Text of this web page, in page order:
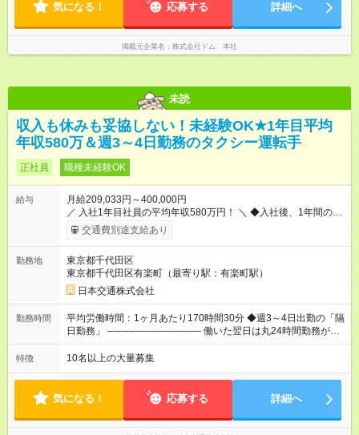
気になる！ 応募する 詳細へ
掲載元企業名 株式会社ドム 本社
未読
収入も休みも妥協しない！未経験OK★1年目平均
年収580万＆週3～4日勤務のタクシー運転手
正社員 職種未経験OK
給与
月給209,033円～400,000円
／ 入社1年目社員の平均年収580万円！ ＼ ◆入社後、1年間の給
与保証あり！ ─────────────── 乗務にじっくりと慣れて
いただけるよう、売上に関係なく給与を保証します。保証額以
たします。 【入社1～3カ月目】月給40万円保証 【入社4～12カ
月目】月給35万円保証 【入社13カ月以降】月給20万9033円＋
歩合＋賞与年3回 ※上記には、一律支給の手当を含みます。
※「厚生労働省のタクシー運転者の最低賃金計算方法に基づ
く」 ◆業界最高水準の歩合率で還元！ ───────────────
売上の62%が歩合や賞与として還元されるため、頑張った分だ
も！ 【試用期間】試用期間あり 試用期間の長さ：3ヶ月 雇用形
態、給与は本採用時と同じです。 試用期間中の労働条件は本採
用と同じです。
交通費別途支給あり
勤務地
東京都千代田区
東京都千代田区有楽町（最寄り駅：有楽町駅）
日本交通株式会社
勤務時間
平均労働時間：1ヶ月あたり170時間30分 ◆週3～4日出勤の「隔
日勤務」 ───────────── 働いた翌日は丸24時間勤務が入
りません。 ◆最も稼ぎやすい時間帯で勤務
───────────── シフトは、15：00～翌10：00 ※月間労働
7.5h ※残業は基本的にありません 平均労働時間：1ヶ月あたり
170時間30分 ◆週3～4日出勤の「隔日勤務」
───────────── 働いた翌日は丸24時間勤務が入りませ
ん。 ◆最も稼ぎやすい時間帯で勤務 ───────────── シフ
特徴 10名以上の大量募集
気になる！ 応募する 詳細へ